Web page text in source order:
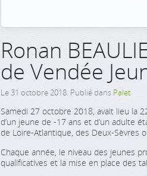
Ronan
de Vendée
Le31 octobre 2018. Publié dans Palet
Samedi 27 octobre 2018, avait lieu la
d’un jeune de -17 ans et d’un adulte
de Loire-Atlantique, des Deux-Sèvres
Chaque année, le niveau des jeunes
qualificatives et la mise en place des